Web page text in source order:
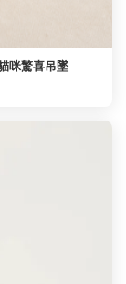
咪驚喜吊墜